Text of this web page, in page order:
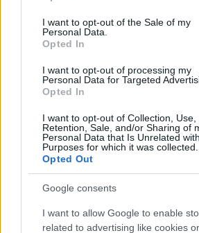
use your data for below specified
consent section.
I want to opt-out of the Sale of my
Personal Data.
Opted In
I want to opt-out of processing my
Personal Data for Targeted
Opted In
I want to opt-out of Collection, Use,
Retention, Sale, and/or Sharing of
Personal Data that Is Unrelated
Purposes for which it was collected.
Opted Out
Google consents
I want to allow Google to enable
related to advertising like cookies
Voucher 200
14/06/2021 -
Voucher 200
δεύτερος
κάνετε αίτηση
Voucher 200